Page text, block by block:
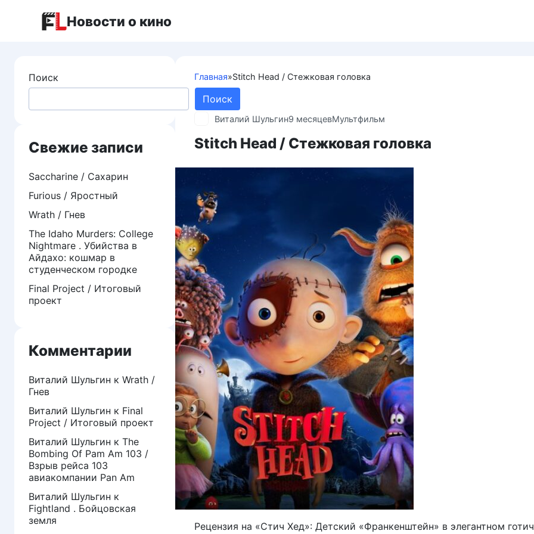
Новости о кино
Главная»Stitch Head / Стежковая головка
Виталий Шульгин9 месяцевМультфильм
Stitch Head / Стежковая головка
Рецензия на «Стич Хед»: Детский «Франкенштейн» в элегантном
Поиск
Поиск
Свежие записи
Saccharine / Сахарин
Furious / Яростный
Wrath / Гнев
The Idaho Murders: College
Nightmare . Убийства в
Айдахо: кошмар в
студенческом городке
Final Project / Итоговый
проект
Комментарии
Виталий Шульгин к Wrath /
Гнев
Виталий Шульгин к Final
Project / Итоговый проект
Виталий Шульгин к The
Bombing Of Pam Am 103 /
Взрыв рейса 103
авиакомпании Pan Am
Виталий Шульгин к
Fightland . Бойцовская
земля